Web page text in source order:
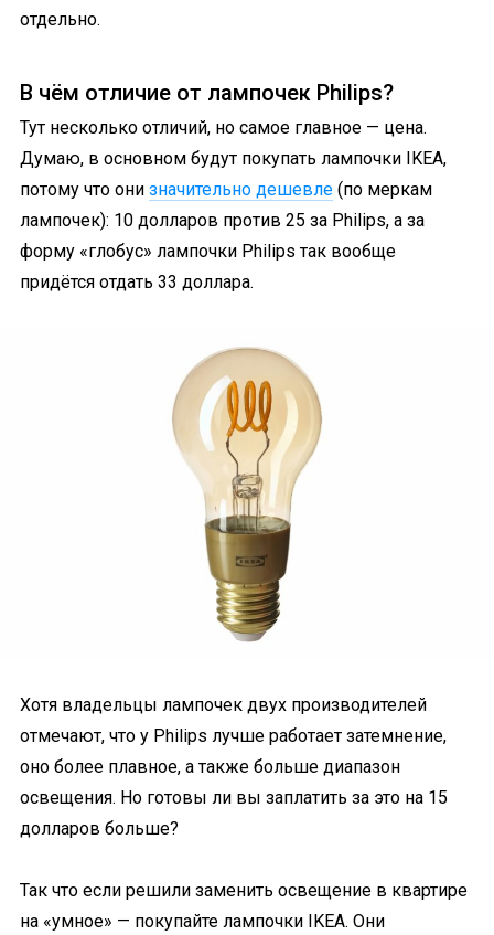
отдельно.
В чём отличие от лампочек Philips?
Тут несколько отличий, но самое главное — цена.
Думаю, в основном будут покупать лампочки IKEA,
потому что они значительно дешевле (по меркам
лампочек): 10 долларов против 25 за Philips, а за
форму «глобус» лампочки Philips так вообще
придётся отдать 33 доллара.
Хотя владельцы лампочек двух производителей
отмечают, что у Philips лучше работает затемнение,
оно более плавное, а также больше диапазон
освещения. Но готовы ли вы заплатить за это на 15
долларов больше?
Так что если решили заменить освещение в квартире
на «умное» — покупайте лампочки IKEA. Они